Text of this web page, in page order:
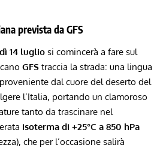
prevista da GFS
14 luglio si comincerà a fare sul
GFS traccia la strada: una lingua
dal cuore del deserto del
l’Italia, portando un clamoroso
tanto da trascinare nel
isoterma di +25°C a 850 hPa
che per l’occasione salirà